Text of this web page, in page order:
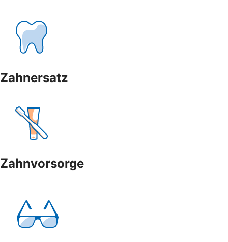
Zahnersatz
Zahnvorsorge